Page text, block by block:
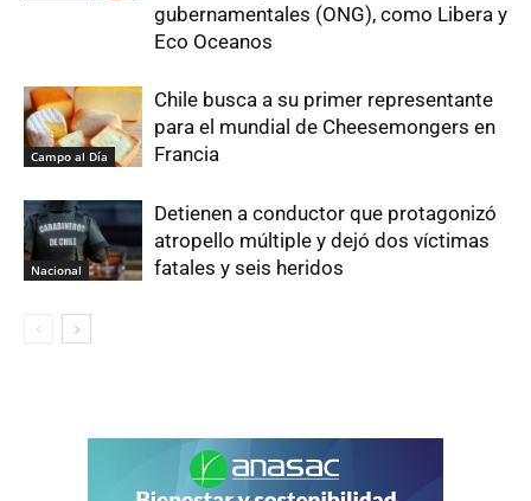
gubernamentales (ONG), como Libera y
Eco Oceanos
Campo al Día
Chile busca a su primer representante
para el mundial de Cheesemongers en
Francia
Nacional
Detienen a conductor que protagonizó
atropello múltiple y dejó dos víctimas
fatales y seis heridos